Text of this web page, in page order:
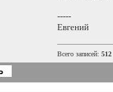
-----
Евгений
Всего записей: 512